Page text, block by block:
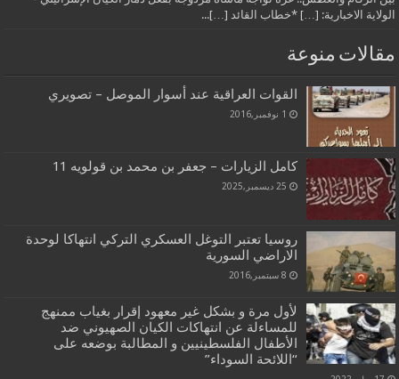
الولاية الاخبارية: […] *خطاب القائد […]...
مقالات منوعة
القوات العراقية عند أسوار الموصل – تصويري
1 نوفمبر,2016
كامل الزيارات – جعفر بن محمد بن قولويه 11
25 ديسمبر,2025
روسيا تعتبر التوغل العسكري التركي انتهاكا لوحدة
الاراضي السورية
8 سبتمبر,2016
لأول مرة و بشكل غير معهود إقرار بغياب ممنهج
للمساءلة عن انتهاكات الكيان الصهيوني ضد
الأطفال الفلسطينيين و المطالبة بوضعه على
“اللائحة السوداء”